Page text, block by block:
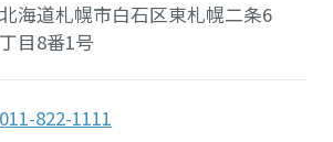
北海道札幌市白石区東札幌二条6
丁目8番1号
011-822-1111